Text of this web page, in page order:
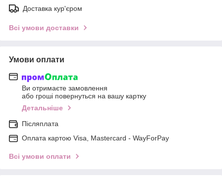
Доставка кур'єром
Всі умови доставки
Умови оплати
Ви отримаєте замовлення
або гроші повернуться на вашу картку
Детальніше
Післяплата
Оплата картою Visa, Mastercard - WayForPay
Всі умови оплати